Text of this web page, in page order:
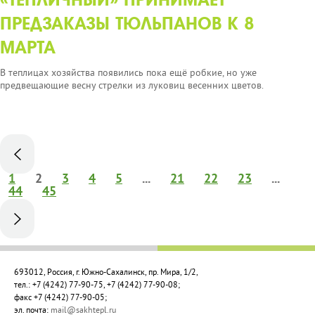
ПРЕДЗАКАЗЫ ТЮЛЬПАНОВ К 8
МАРТА
В теплицах хозяйства появились пока ещё робкие, но уже
предвещающие весну стрелки из луковиц весенних цветов.
1 2 3 4 5 ... 21 22 23 ...
44 45
693012, Россия, г. Южно-Сахалинск, пр. Мира, 1/2,
тел.: +7 (4242) 77-90-75, +7 (4242) 77-90-08;
факс +7 (4242) 77-90-05;
эл. почта: mail@sakhtepl.ru